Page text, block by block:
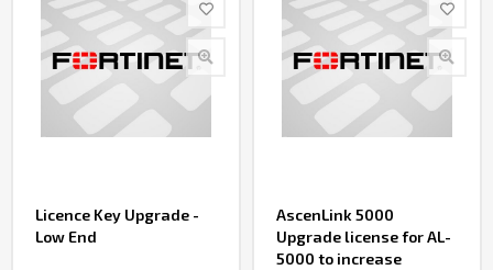
Licence Key Upgrade -
Low End
AscenLink 5000
Upgrade license for AL-
5000 to increase